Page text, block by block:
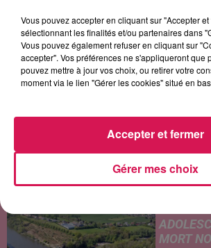
LES ARTICLES LES PLUS
Un temps
et
secteurs
l'après-
d'averses
MORT
Vous pouvez accepter en cliquant sur "Accepter
sélectionnant les finalités et/ou partenaires dans
Vous pouvez également refuser en cliquant sur
accepter". Vos préférences ne s'appliqueront que
pouvez mettre à jour vos choix, ou retirer votre
moment via le lien "Gérer les cookies" situé en
Gérer mes choix
Accepter et fermer